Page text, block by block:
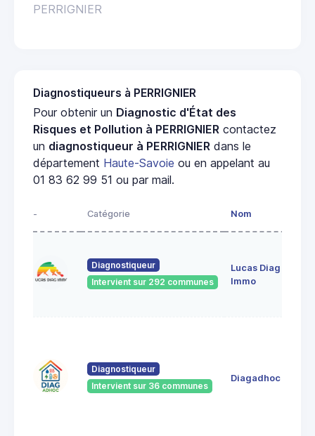
PERRIGNIER
Diagnostiqueurs à PERRIGNIER
Pour obtenir un Diagnostic d'État des
Risques et Pollution à PERRIGNIER contactez
un diagnostiqueur à PERRIGNIER dans le
département Haute-Savoie ou en appelant au
01 83 62 99 51 ou par mail.
- Catégorie Nom
Diagnostiqueur
Intervient sur 292 communes
Lucas Diag
Immo
Diagnostiqueur
Intervient sur 36 communes
Diagadhoc